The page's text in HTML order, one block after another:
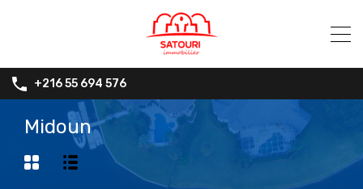
+216 55 694 576
Midoun